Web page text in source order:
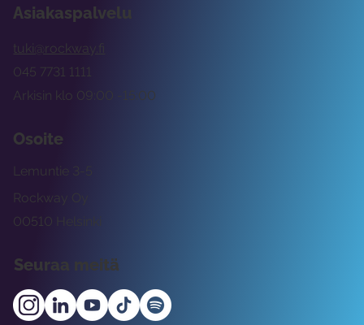
Asiakaspalvelu
tuki@rockway.fi
Arkisin klo 09:00 -15:00
045 7731 1111
Osoite
Rockway Oy
Lemuntie 3-5
00510 Helsinki
Seuraa meitä